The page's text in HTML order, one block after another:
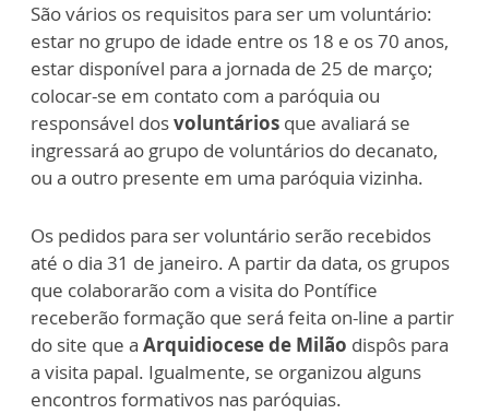
São vários os requisitos para ser um voluntário:
estar no grupo de idade entre os 18 e os 70 anos,
estar disponível para a jornada de 25 de março;
colocar-se em contato com a paróquia ou
responsável dosvoluntários que avaliará se
ingressará ao grupo de voluntários do decanato,
ou a outro presente em uma paróquia vizinha.
Os pedidos para ser voluntário serão recebidos
até o dia 31 de janeiro. A partir da data, os grupos
que colaborarão com a visita do Pontífice
receberão formação que será feita on-line a partir
do site que a Arquidiocese de Milão dispôs para
a visita papal. Igualmente, se organizou alguns
encontros formativos nas paróquias.